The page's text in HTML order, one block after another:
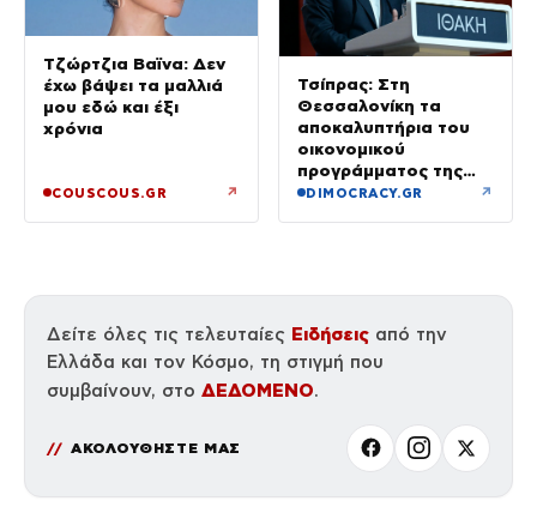
Τζώρτζια Βαϊνα: Δεν
έχω βάψει τα μαλλιά
μου εδώ και έξι
χρόνια
COUSCOUS.GR ↗
Τσίπρας: Στη
Θεσσαλονίκη τα
αποκαλυπτήρια του
οικονομικού
προγράμματος της
ΕΛ.Α.Σ.
DIMOCRACY.GR ↗
Δείτε όλες τις τελευταίες Ειδήσεις από την
Ελλάδα και τον Κόσμο, τη στιγμή που
συμβαίνουν, στο ΔΕΔΟΜΕΝΟ.
ΑΚΟΛΟΥΘΗΣΤΕ ΜΑΣ